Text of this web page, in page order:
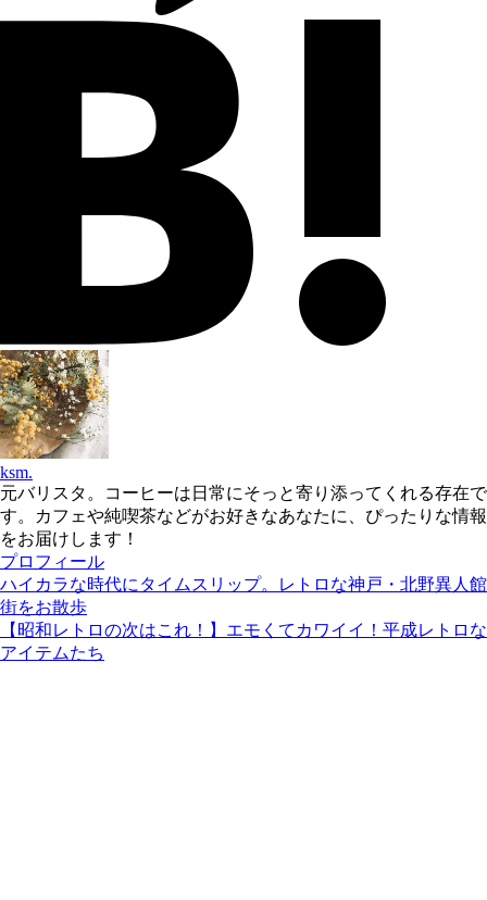
ksm.
元バリスタ。コーヒーは日常にそっと寄り添ってくれる存在で
す。カフェや純喫茶などがお好きなあなたに、ぴったりな情報
をお届けします！
プロフィール
ハイカラな時代にタイムスリップ。レトロな神戸・北野異人館
街をお散歩
【昭和レトロの次はこれ！】エモくてカワイイ！平成レトロな
アイテムたち